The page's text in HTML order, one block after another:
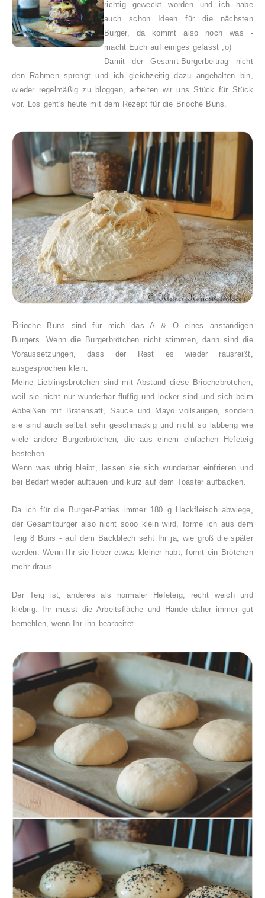
richtig geweckt worden und ich habe
auch schon Ideen für die nächsten
Burger, da kommt also noch was -
macht Euch auf einiges gefasst ;o)
Damit der Gesamt-Burgerbeitrag nicht
den Rahmen sprengt und ich gleichzeitig dazu angehalten bin,
wieder regelmäßig zu bloggen, arbeiten wir uns Stück für Stück
vor. Los geht's heute mit dem Rezept für die Brioche Buns.
Brioche Buns sind für mich das A & O eines anständigen
Burgers. Wenn die Burgerbrötchen nicht stimmen, dann sind die
Voraussetzungen, dass der Rest es wieder rausreißt,
ausgesprochen klein.
Meine Lieblingsbrötchen sind mit Abstand diese Briochebrötchen,
weil sie nicht nur wunderbar fluffig und locker sind und sich beim
Abbeißen mit Bratensaft, Sauce und Mayo vollsaugen, sondern
sie sind auch selbst sehr geschmackig und nicht so labberig wie
viele andere Burgerbrötchen, die aus einem einfachen Hefeteig
bestehen.
Wenn was übrig bleibt, lassen sie sich wunderbar einfrieren und
bei Bedarf wieder auftauen und kurz auf dem Toaster aufbacken.
Da ich für die Burger-Patties immer 180 g Hackfleisch abwiege,
der Gesamtburger also nicht sooo klein wird, forme ich aus dem
Teig 8 Buns - auf dem Backblech seht Ihr ja, wie groß die später
werden. Wenn Ihr sie lieber etwas kleiner habt, formt ein Brötchen
mehr draus.
Der Teig ist, anderes als normaler Hefeteig, recht weich und
klebrig. Ihr müsst die Arbeitsfläche und Hände daher immer gut
bemehlen, wenn Ihr ihn bearbeitet.